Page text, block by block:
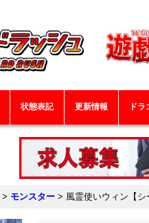
状態表記 更新情報 ド
> モンスター > 風霊使いウィン【シ